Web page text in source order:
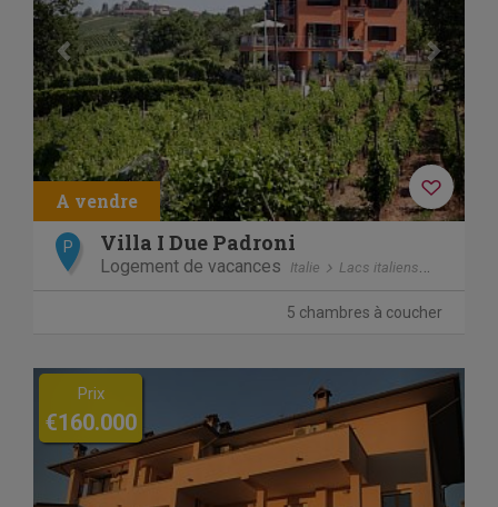
P Villa I Due Padroni
Logement de vacances Italie Lacs italiens
5 chambres à coucher
Previous Next
Prix
€160.000